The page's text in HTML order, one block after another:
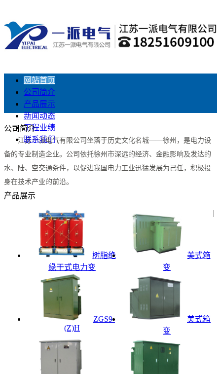
网站首页
公司简介
产品展示
新闻动态
工程业绩
联系我们
公司简介
江苏一派电气有限公司坐落于历史文化名城——徐州，是电力设
备的专业制造企业。公司依托徐州市深远的经济、金融影响及发达的
水、陆、空交通条件，以促进我国电力工业迅猛发展为己任，积极投
身在技术产业的前沿。
产品展示
树脂绝
缘干式电力变
美式箱
变
ZGS9-
(Z)H
美式箱
变
|